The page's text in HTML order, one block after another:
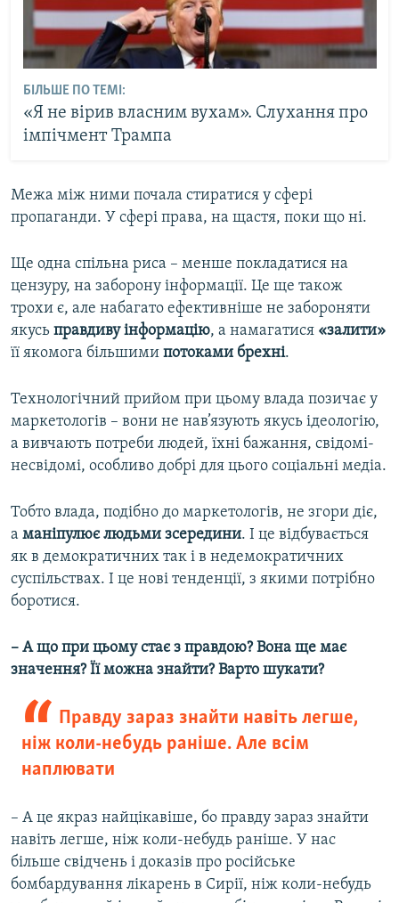
БІЛЬШЕ ПО ТЕМІ:
«Я не вірив власним вухам». Слухання про
імпічмент Трампа
Межа між ними почала стиратися у сфері
пропаганди. У сфері права, на щастя, поки що ні.
Ще одна спільна риса – менше покладатися на
цензуру, на заборону інформації. Це ще також
трохи є, але набагато ефективніше не забороняти
якусь правдиву інформацію, а намагатися «залити»
її якомога більшими потоками брехні.
Технологічний прийом при цьому влада позичає у
маркетологів – вони не нав’язують якусь ідеологію,
а вивчають потреби людей, їхні бажання, свідомі-
несвідомі, особливо добрі для цього соціальні медіа.
Тобто влада, подібно до маркетологів, не згори діє,
а маніпулює людьми зсередини. І це відбувається
як в демократичних так і в недемократичних
суспільствах. І це нові тенденції, з якими потрібно
боротися.
– А що при цьому стає з правдою? Вона ще має
значення? Її можна знайти? Варто шукати?
Правду зараз знайти навіть легше,
ніж коли-небудь раніше. Але всім
наплювати
– А це якраз найцікавіше, бо правду зараз знайти
навіть легше, ніж коли-небудь раніше. У нас
більше свідчень і доказів про російське
бомбардування лікарень в Сирії, ніж коли-небудь